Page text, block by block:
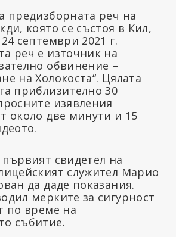
предизборната реч на
която се състоя в Кил,
септември 2021 г.
реч е източник на
обвинение –
на Холокоста“. Цялата
приблизително 30
изявления
около две минути и 15
свидетел на
служител Марио
да даде показания.
мерките за сигурност
по време на
събитие.